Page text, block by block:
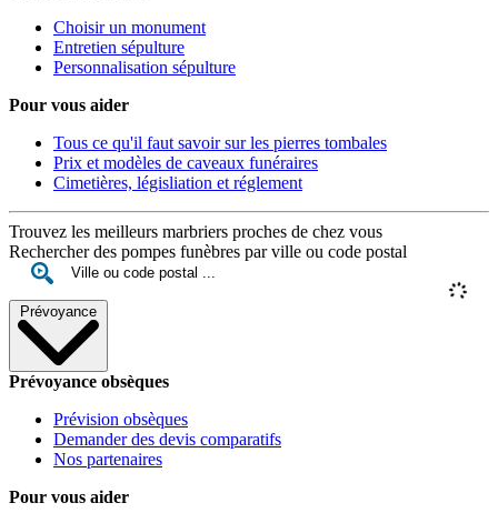
Choisir un monument
Entretien sépulture
Personnalisation sépulture
Pour vous aider
Tous ce qu'il faut savoir sur les pierres tombales
Prix et modèles de caveaux funéraires
Cimetières, législiation et réglement
Trouvez les meilleurs marbriers proches de chez vous
Rechercher des pompes funèbres par ville ou code postal
Prévoyance
Prévoyance obsèques
Prévision obsèques
Demander des devis comparatifs
Nos partenaires
Pour vous aider